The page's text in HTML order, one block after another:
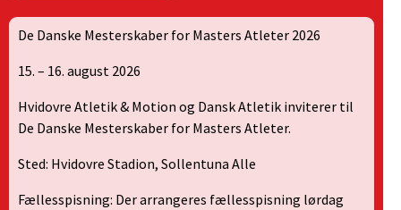
De Danske Mesterskaber for Masters Atleter 2026
15. – 16. august 2026
Hvidovre Atletik & Motion og Dansk Atletik inviterer til
De Danske Mesterskaber for Masters Atleter.
Sted: Hvidovre Stadion, Sollentuna Alle
Fællesspisning: Der arrangeres fællesspisning lørdag